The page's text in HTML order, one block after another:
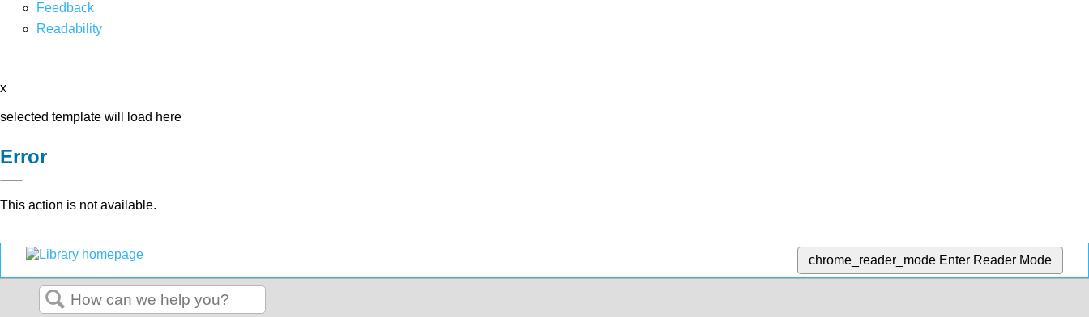
Feedback
Readability
x
selected template will load here
Error
This action is not available.
chrome_reader_mode Enter Reader Mode